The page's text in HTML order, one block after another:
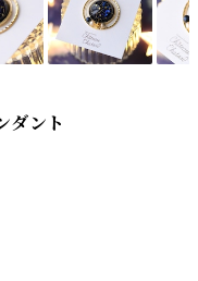
ダント